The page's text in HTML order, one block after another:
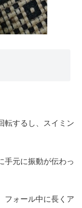
転するし、スイミン
手元に振動が伝わっ
フォール中に長くア